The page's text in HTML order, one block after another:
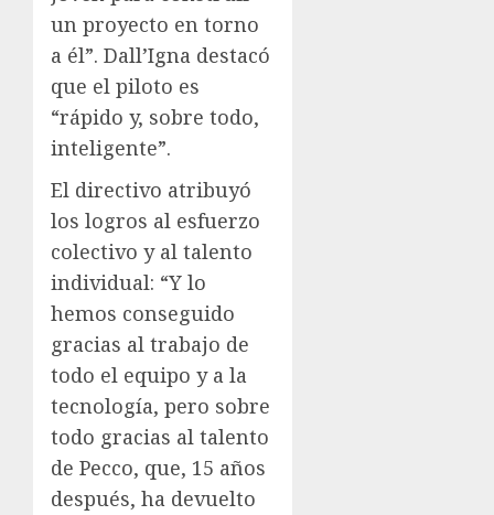
un proyecto en torno
a él”. Dall’Igna destacó
que el piloto es
“rápido y, sobre todo,
inteligente”.
El directivo atribuyó
los logros al esfuerzo
colectivo y al talento
individual: “Y lo
hemos conseguido
gracias al trabajo de
todo el equipo y a la
tecnología, pero sobre
todo gracias al talento
de Pecco, que, 15 años
después, ha devuelto